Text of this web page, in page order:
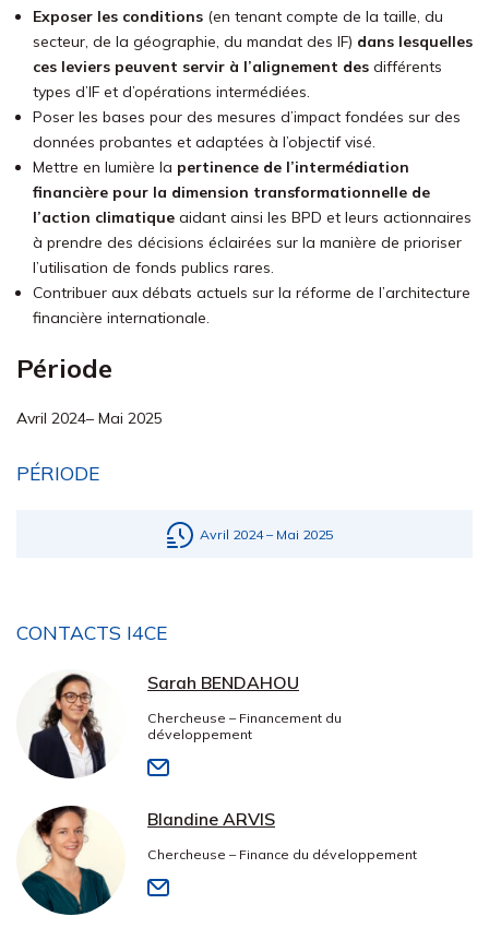
Exposer les conditions (en tenant compte de la taille, du
secteur, de la géographie, du mandat des IF) dans lesquelles
ces leviers peuvent servir à l’alignement des différents
types d’IF et d’opérations intermédiées.
Poser les bases pour des mesures d’impact fondées sur des
données probantes et adaptées à l’objectif visé.
Mettre en lumière la pertinence de l’intermédiation
financière pour la dimension transformationnelle de
l’action climatique aidant ainsi les BPD et leurs actionnaires
à prendre des décisions éclairées sur la manière de prioriser
l’utilisation de fonds publics rares.
Contribuer aux débats actuels sur la réforme de l’architecture
financière internationale.
Période
Avril 2024– Mai 2025
PÉRIODE
Avril 2024 – Mai 2025
CONTACTS I4CE
Sarah BENDAHOU
Chercheuse – Financement du
développement
Blandine ARVIS
Chercheuse – Finance du développement